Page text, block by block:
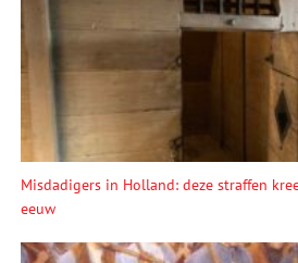
Misdadigers in Holland: deze straffen
eeuw